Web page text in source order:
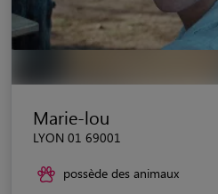
Marie-lou
LYON 01 69001
possède des animaux